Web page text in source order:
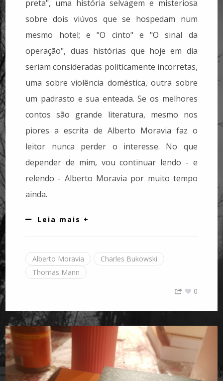
preta", uma história selvagem e misteriosa
sobre dois viúvos que se hospedam num
mesmo hotel; e "O cinto" e "O sinal da
operação", duas histórias que hoje em dia
seriam consideradas politicamente incorretas,
uma sobre violência doméstica, outra sobre
um padrasto e sua enteada. Se os melhores
contos são grande literatura, mesmo nos
piores a escrita de Alberto Moravia faz o
leitor nunca perder o interesse. No que
depender de mim, vou continuar lendo - e
relendo - Alberto Moravia por muito tempo
ainda.
Leia mais +
Alberto Moravia
Charles Bukowski
Thomas Mann
0